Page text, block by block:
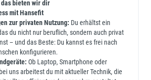
bieten wir dir
mit Hansefit
zur privaten Nutzung: Du erhältst ein
du nicht nur beruflich, sondern auch privat
– und das Beste: Du kannst es frei nach
konfigurieren.
Ob Laptop, Smartphone oder
uns arbeitest du mit aktueller Technik, die